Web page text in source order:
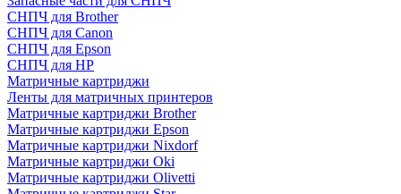
СНПЧ для Brother
СНПЧ для Canon
СНПЧ для Epson
СНПЧ для HP
Матричные картриджи
Ленты для матричных принтеров
Матричные картриджи Brother
Матричные картриджи Epson
Матричные картриджи Nixdorf
Матричные картриджи Oki
Матричные картриджи Olivetti